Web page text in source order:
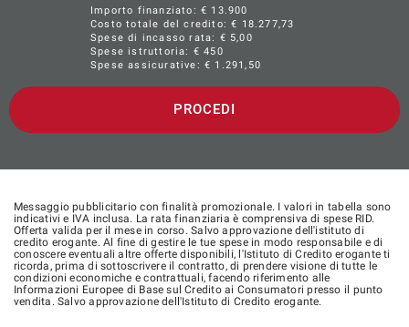
Telecamera posteriore
Tergicristalli automatici con sensore pioggia
Volante con base piatta (Sensico)
Importo finanziato: € 13.900
Costo totale del credito: € 18.277,73
Spese di incasso rata: € 5,00
Spese istruttoria: € 450
Spese assicurative: € 1.291,50
PROCEDI
Messaggio pubblicitario con finalità promozionale. I valori in tabella sono
indicativi e IVA inclusa. La rata finanziaria è comprensiva di spese RID.
Offerta valida per il mese in corso. Salvo approvazione dell'istituto di
credito erogante. Al fine di gestire le tue spese in modo responsabile e di
conoscere eventuali altre offerte disponibili, l'Istituto di Credito erogante ti
ricorda, prima di sottoscrivere il contratto, di prendere visione di tutte le
condizioni economiche e contrattuali, facendo riferimento alle
Informazioni Europee di Base sul Credito ai Consumatori presso il punto
vendita. Salvo approvazione dell'Istituto di Credito erogante.